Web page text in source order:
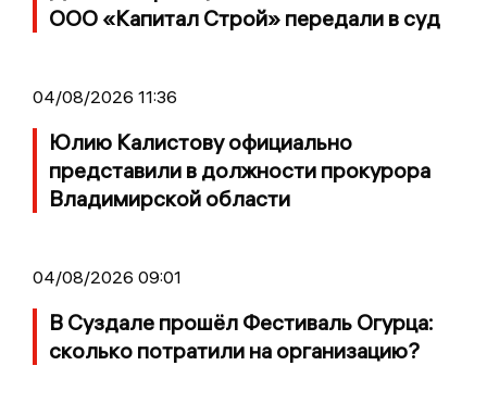
ООО «Капитал Строй» передали в суд
04/08/2026 11:36
Юлию Калистову официально
представили в должности прокурора
Владимирской области
04/08/2026 09:01
В Суздале прошёл Фестиваль Огурца:
сколько потратили на организацию?